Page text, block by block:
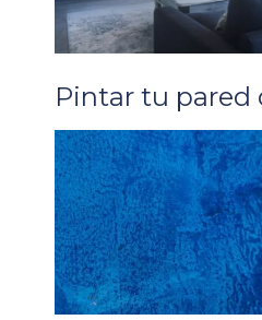
Pintar tu pared